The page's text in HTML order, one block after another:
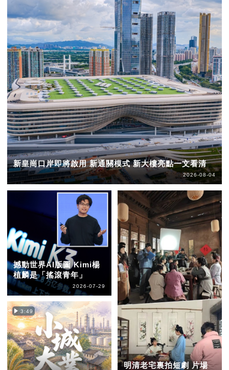
新皇崗口岸即將啟用 新通關模式 新大樓亮點一文看清
2026-08-04
撼動世界AI版圖 Kimi楊
植麟是「搖滾青年」
2026-07-29
3:49
明清老宅裏拍短劇 片場